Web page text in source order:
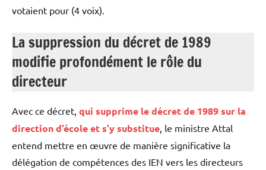
votaient pour (4 voix).
La suppression du décret de 1989
modifie profondément le rôle du
directeur
Avec ce décret, qui supprime le décret de 1989 sur la
direction d’école et s’y substitue , le ministre Attal
entend mettre en œuvre de manière significative la
délégation de compétences des IEN vers les directeurs